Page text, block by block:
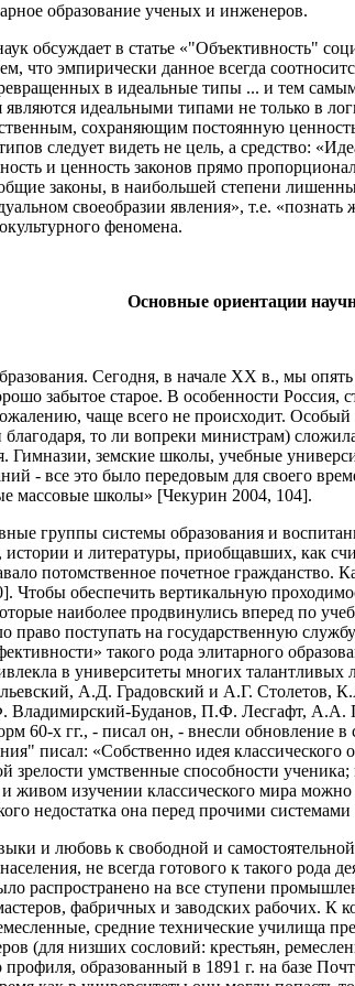
образование ученых и инженеров.
обсуждает в статье «"Объективность"
что эмпирически данное всегда
в идеальные типы ... и тем
идеальными типами не только в
сохраняющим постоянную
следует видеть не цель, a cpeдство:
и ценность законов прямо
законы, в наибольшей степени
своеобразии явления», т.е.
феномена.
Основные ориентации
Сегодня, в начале ХХ в., мы
забытое старое. В особенности
чаще всего не происходит. Особый
то ли вопреки министрам)
Гимназии, земские школы, учебные
- все это было передовым для своего
массовые школы» [Чекурин 2004, 104].
группы системы образования и
и литературы, приобщавших, как
потомственное почетное
Чтобы обеспечить вертикальную
наиболее продвинулись вперед по
поступать на государственную
такого рода элитарного
в университеты многих
А.Д. Градовский и А.Г.
Буданов, П.Ф. Лесгафт, А.А.
х гг., - писал он, - внесли обновление в
писал: «Собственно идея классического
зрелости умственные способности
живом изучении классического мира
недостатка она перед прочими
и любовь к свободной и
не всегда готового к такого
распространено на все ступени
фабричных и заводских рабочих. К
средние технические училища
(для низших сословий: крестьян,
образованный в 1891 г. на базе